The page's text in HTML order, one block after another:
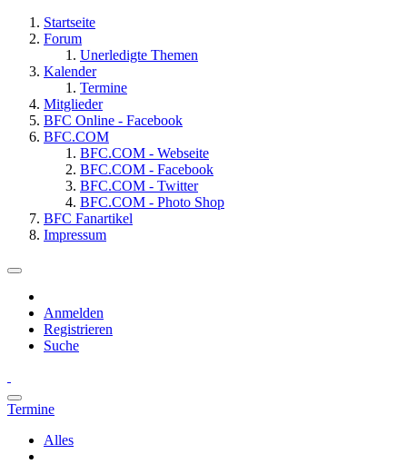
Startseite
Forum
Unerledigte Themen
Kalender
Termine
Mitglieder
BFC Online - Facebook
BFC.COM
BFC.COM - Webseite
BFC.COM - Facebook
BFC.COM - Twitter
BFC.COM - Photo Shop
BFC Fanartikel
Impressum
Anmelden
Registrieren
Suche
Termine
Alles